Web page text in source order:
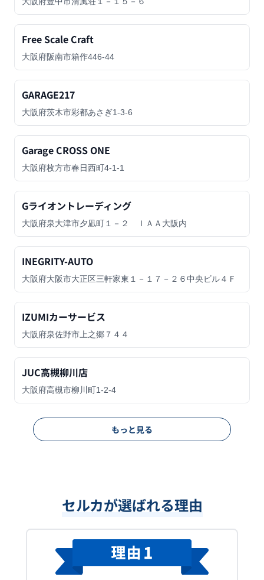
Free Scale Craft
大阪府阪南市箱作446-44
GARAGE217
大阪府茨木市彩都あさぎ1-3-6
Garage CROSS ONE
大阪府枚方市春日西町4-1-1
Gライオントレーディング
大阪府泉大津市夕凪町１－２ ＩＡＡ大阪内
INEGRITY-AUTO
大阪府大阪市大正区三軒家東１－１７－２６中央ビル４Ｆ
IZUMIカーサービス
大阪府泉佐野市上之郷７４４
JUC高槻柳川店
大阪府高槻市柳川町1-2-4
もっと見る
セルカが選ばれる理由